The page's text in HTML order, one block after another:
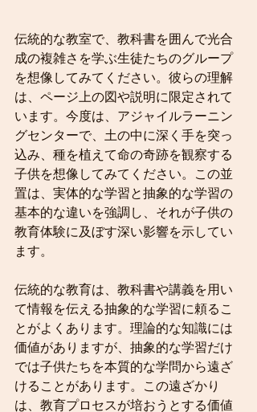
伝統的な教室で、教科書を囲んで光合
成の複雑さを学ぶ生徒たちのグループ
を想像してみてください。彼らの理解
は、ページ上の図や説明に限定されて
います。今度は、アジャイルラーニン
グセンターで、土の中に深く手を突っ
込み、種を植えて命の奇跡を観察する
子供を想像してみてください。この並
置は、実体的な学習と抽象的な学習の
基本的な違いを強調し、それが子供の
教育体験に及ぼす深い影響を示してい
ます。
伝統的な教育は、教科書や講義を用い
て情報を伝える抽象的な学習に頼るこ
とがよくあります。理論的な知識には
価値がありますが、抽象的な学習だけ
では子供たちを本質的な学問から遠ざ
けることがあります。この遠ざかり
は、教育プロセスが培おうとする価値